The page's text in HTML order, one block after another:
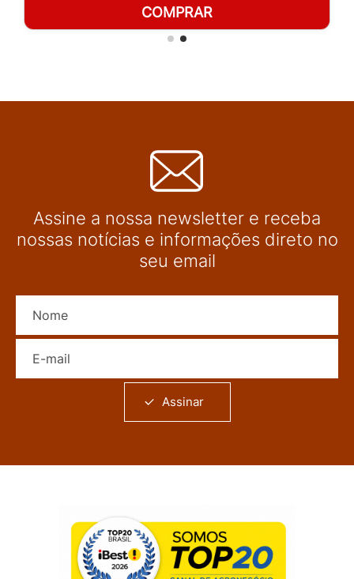
COMPRAR
Assine a nossa newsletter e receba
nossas notícias e informações direto no
seu email
Assinar